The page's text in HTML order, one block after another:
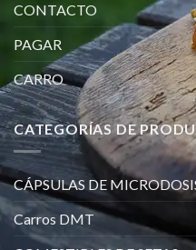
CONTACTO
PAGAR
CARRO
CATEGORÍAS DE
CÁPSULAS DE
Carros DMT